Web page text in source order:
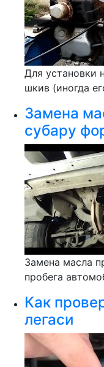
Для установки
шкив (иногда
Замена
субару
Замена масла
пробега
Как
легаси